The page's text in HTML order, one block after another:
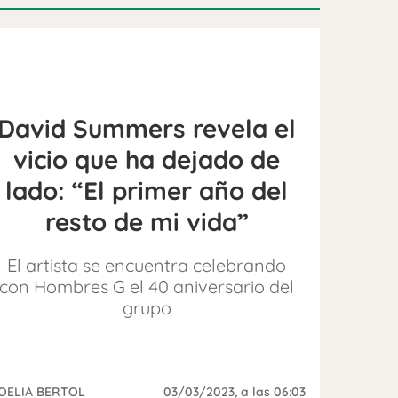
Summers revela el
vicio que ha dejado de
lado: “El primer año del
resto de mi vida”
El artista se encuentra celebrando
con Hombres G el 40 aniversario del
grupo
BERTOL 03/03/2023, a las 06:03